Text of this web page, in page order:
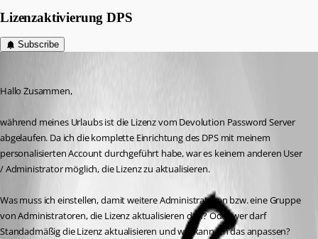
Lizenzaktivierung DPS
Subscribe
Hallo Zusammen,
während meines Urlaubs ist die Lizenz vom Devolution Password Server
abgelaufen. Da ich die komplette Einrichtung des DPS mit meinem
personalisierten Account durchgeführt habe, war es keinem anderen User
/ Administrator möglich, die Lizenz zu aktualisieren.
Was muss ich einstellen, damit weitere Administratoren bzw. eine Gruppe
von Administratoren, die Lizenz aktualisieren darf? Oder wer darf
Standadmäßig die Lizenz aktualisieren und wie kann ich das anpassen?